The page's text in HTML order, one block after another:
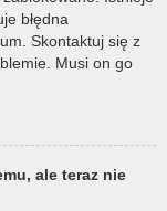
błędna
Skontaktuj się z
Musi on go
ale teraz nie